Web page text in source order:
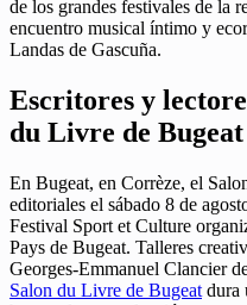
de los grandes festivales de la
encuentro musical íntimo y
Landas de Gascuña.
Escritores y
du Livre de Bugeat
En Bugeat, en Corrèze, el
editoriales el sábado 8 de
Festival Sport et Culture
Pays de Bugeat. Talleres
Georges-Emmanuel Clancier
Salon du Livre de Bugeat dura